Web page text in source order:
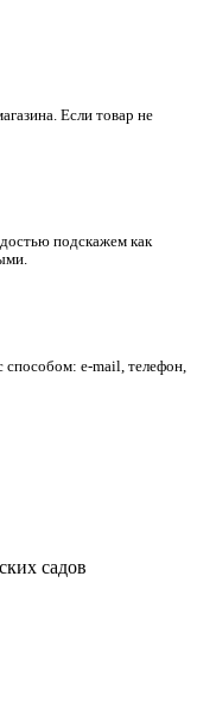
Если товар не
подскажем как
e-mail, телефон,
садов